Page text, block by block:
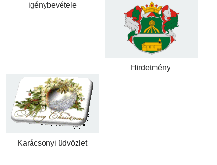
igénybevétele
Hirdetmény
Karácsonyi üdvözlet